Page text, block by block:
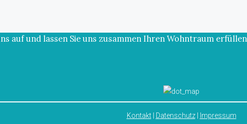
auf und lassen Sie uns zusammen Ihren Wohntraum erfüllen
Kontakt| Datenschutz| Impressum